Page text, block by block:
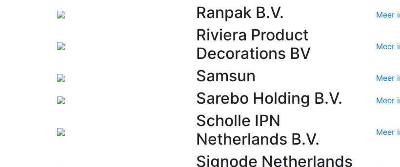
Ranpak B.V. Meer
Riviera Product
Decorations BV
Meer
Samsun Meer
Sarebo Holding B.V. Meer
Scholle IPN
Netherlands B.V.
Meer
Signode Netherlands